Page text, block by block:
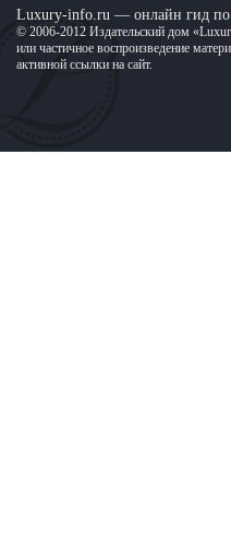
Luxury-info.ru — онлайн гид
© 2006-2012 Издательский дом
или частичное воспроизведение
активной ссылки на сайт.